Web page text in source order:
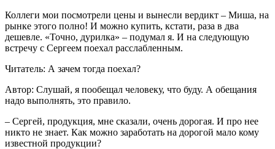
Коллеги мои посмотрели цены и вынесли вердикт – Миша, на
рынке этого полно! И можно купить, кстати, раза в два
дешевле. «Точно, дурилка» – подумал я. И на следующую
встречу с Сергеем поехал расслабленным.
Читатель: А зачем тогда поехал?
Автор: Слушай, я пообещал человеку, что буду. А обещания
надо выполнять, это правило.
– Сергей, продукция, мне сказали, очень дорогая. И про нее
никто не знает. Как можно заработать на дорогой мало кому
известной продукции?